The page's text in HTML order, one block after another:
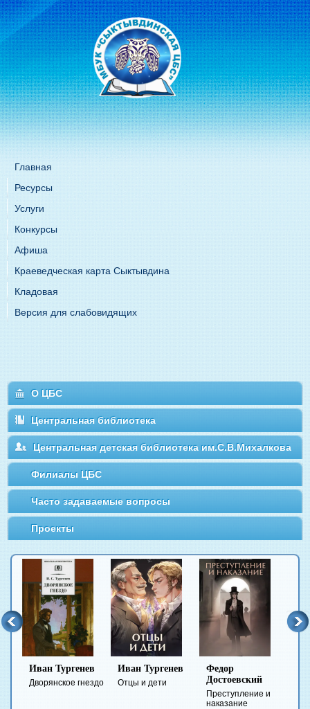
Главная
Ресурсы
Услуги
Конкурсы
Афиша
Краеведческая карта Сыктывдина
Кладовая
Версия для слабовидящих
О ЦБС
Центральная библиотека
Центральная детская библиотека им.С.В.Михалкова
Филиалы ЦБС
Часто задаваемые вопросы
Проекты
Иван Тургенев
Дворянское гнездо
Иван Тургенев
Отцы и дети
Федор
Достоевский
Преступление и
наказание